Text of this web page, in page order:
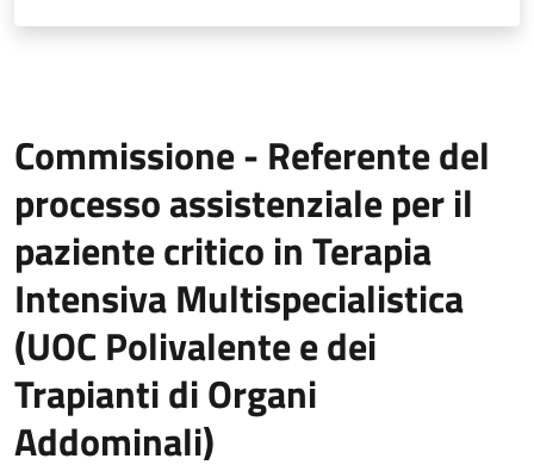
Commissione - Referente del
processo assistenziale per il
paziente critico in Terapia
Intensiva Multispecialistica
(UOC Polivalente e dei
Trapianti di Organi
Addominali)